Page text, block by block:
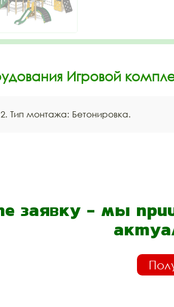
Игровой
Тип монтажа: Бетонировка.
заявку - мы